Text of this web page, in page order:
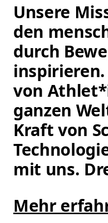
Unsere
den
durch
von
ganzen
Kraft von
mit uns.
Mehr